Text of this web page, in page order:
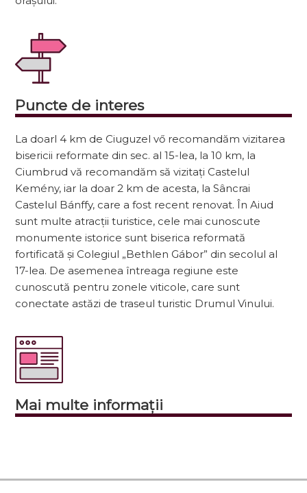
Puncte de interes
La doarl 4 km de Ciuguzel vő recomandăm vizitarea
bisericii reformate din sec. al 15-lea, la 10 km, la
Ciumbrud vă recomandăm să vizitați Castelul
Kemény, iar la doar 2 km de acesta, la Sâncrai
Castelul Bánffy, care a fost recent renovat. În Aiud
sunt multe atracții turistice, cele mai cunoscute
monumente istorice sunt biserica reformată
fortificată și Colegiul „Bethlen Gábor” din secolul al
17-lea. De asemenea întreaga regiune este
cunoscută pentru zonele viticole, care sunt
conectate astăzi de traseul turistic Drumul Vinului.
Mai multe informații